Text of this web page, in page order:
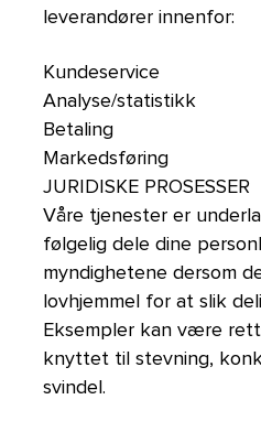
leverandører innenfor:
Kundeservice
Analyse/statistikk
Betaling
Markedsføring
JURIDISKE PROSESSER
Våre tjenester er
følgelig dele dine
myndighetene dersom
lovhjemmel for at slik
Eksempler kan være
knyttet til stevning,
svindel.